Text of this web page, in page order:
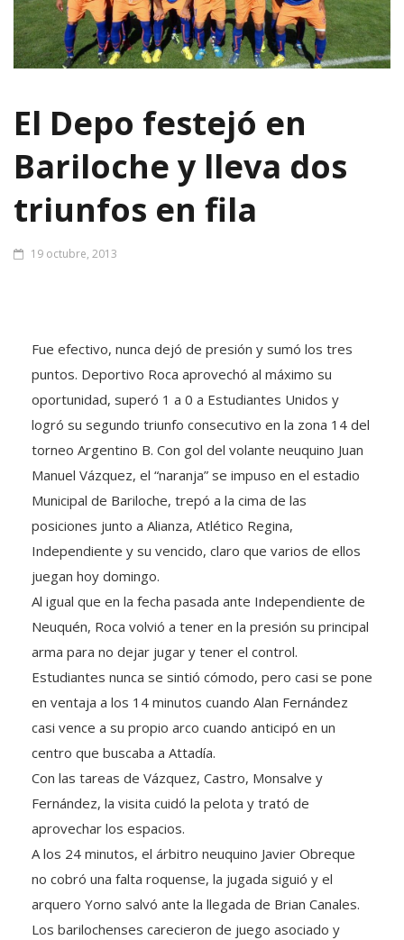
El Depo festejó en
Bariloche y lleva dos
triunfos en fila
19 octubre, 2013
Fue efectivo, nunca dejó de presión y sumó los tres
puntos. Deportivo Roca aprovechó al máximo su
oportunidad, superó 1 a 0 a Estudiantes Unidos y
logró su segundo triunfo consecutivo en la zona 14 del
torneo Argentino B. Con gol del volante neuquino Juan
Manuel Vázquez, el “naranja” se impuso en el estadio
Municipal de Bariloche, trepó a la cima de las
posiciones junto a Alianza, Atlético Regina,
Independiente y su vencido, claro que varios de ellos
juegan hoy domingo.
Al igual que en la fecha pasada ante Independiente de
Neuquén, Roca volvió a tener en la presión su principal
arma para no dejar jugar y tener el control.
Estudiantes nunca se sintió cómodo, pero casi se pone
en ventaja a los 14 minutos cuando Alan Fernández
casi vence a su propio arco cuando anticipó en un
centro que buscaba a Attadía.
Con las tareas de Vázquez, Castro, Monsalve y
Fernández, la visita cuidó la pelota y trató de
aprovechar los espacios.
A los 24 minutos, el árbitro neuquino Javier Obreque
no cobró una falta roquense, la jugada siguió y el
arquero Yorno salvó ante la llegada de Brian Canales.
Los barilochenses carecieron de juego asociado y